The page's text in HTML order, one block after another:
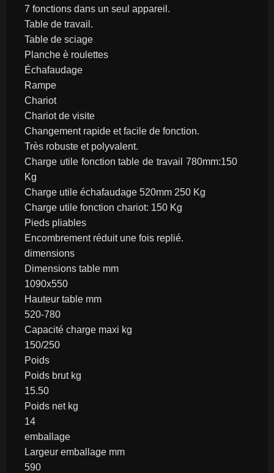
7 fonctions dans un seul appareil.
Table de travail.
Table de sciage
Planche è roulettes
Échafaudage
Rampe
Chariot
Chariot de visite
Changement rapide et facile de fonction.
Très robuste et polyvalent.
Charge utile fonction table de travail 780mm:150
Kg
Charge utile échafaudage 520mm 250 Kg
Charge utile fonction chariot: 150 Kg
Pieds pliables
Encombrement réduit une fois replié.
dimensions
Dimensions table mm
1090x550
Hauteur table mm
520-780
Capacité charge maxi kg
150/250
Poids
Poids brut kg
15.50
Poids net kg
14
emballage
Largeur emballage mm
590